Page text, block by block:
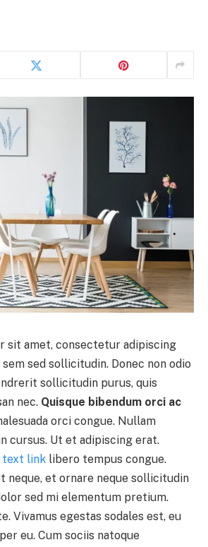
sit amet, consectetur adipiscing
sed sollicitudin. Donec non odio
sollicitudin purus, quis
nec. Quisque bibendum orci ac
orci congue. Nullam
cursus. Ut et adipiscing erat.
text link libero tempus congue.
neque, et ornare neque sollicitudin
sed mi elementum pretium.
Vivamus egestas sodales est, eu
eu. Cum sociis natoque